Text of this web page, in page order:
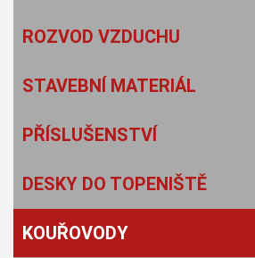
ROZVOD VZDUCHU
STAVEBNÍ MATERIÁL
PŘÍSLUŠENSTVÍ
DESKY DO TOPENIŠTĚ
KOUŘOVODY